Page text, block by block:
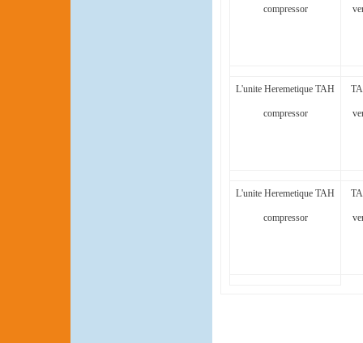
compressor
L'unite Heremetique TAH
compressor
L'unite Heremetique TAH
compressor